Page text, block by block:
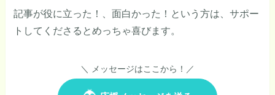
記事が役に立った！、面白かった！という方は、サポー
トしてくださるとめっちゃ喜びます。
＼ メッセージはここから！／